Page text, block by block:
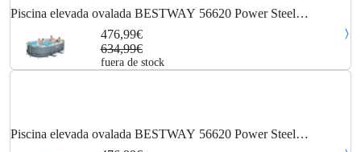
Piscina elevada ovalada BESTWAY 56620 Power Steel
476,99€
634,99€
fuera de stock
Piscina elevada ovalada BESTWAY 56620 Power Steel